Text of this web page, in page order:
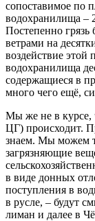
сопоставимое по
водохранилища –
Постепенно грязь
ветрами на
воздействие этой
водохранилища
содержащиеся в
много чего ещё,
Мы же не в курсе,
ЦГ) происходит.
знаем. Мы можем
загрязняющие
в виде донных
поступления в
в русле, – будут
лиман и далее в